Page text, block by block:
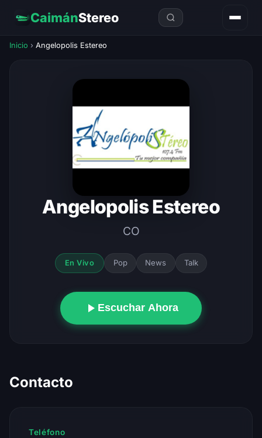
CaimánStereo
Inicio › Angelopolis Estereo
Angelopolis Estereo
CO
En Vivo Pop News Talk
Escuchar Ahora
Contacto
Teléfono